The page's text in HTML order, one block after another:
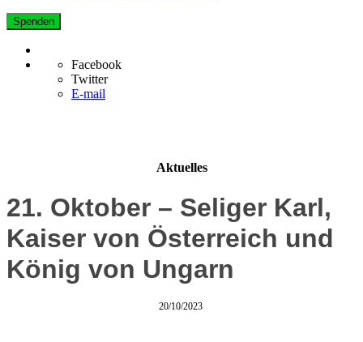
Spenden
Facebook
Twitter
E-mail
Aktuelles
21. Oktober – Seliger Karl,
Kaiser von Österreich und
König von Ungarn
20/10/2023